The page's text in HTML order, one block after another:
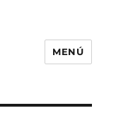
MENÚ